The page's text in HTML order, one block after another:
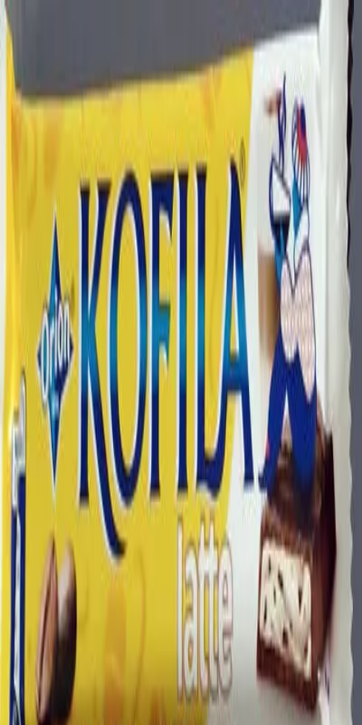
JidloPodLupou .cz
KOFILA latte
Orion,Nestlé
Množství34 g
Porce
g
Kód produktu
85919297
Složení
Orion kofila latte kohila latte
Nutriční hodnoty
Na 100 g
Porce: 1 portion (34 g)